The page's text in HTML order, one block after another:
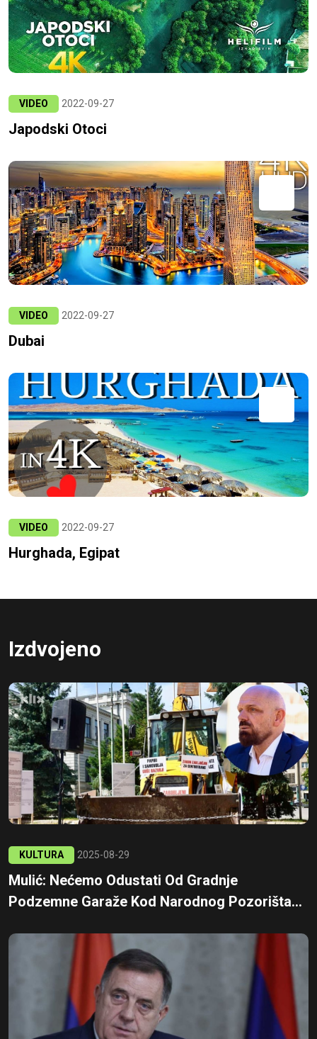
VIDEO 2022-09-27
Japodski Otoci
VIDEO 2022-09-27
Dubai
VIDEO 2022-09-27
Hurghada, Egipat
Izdvojeno
KULTURA 2025-08-29
Mulić: Nećemo Odustati Od Gradnje
Podzemne Garaže Kod Narodnog Pozorišta...